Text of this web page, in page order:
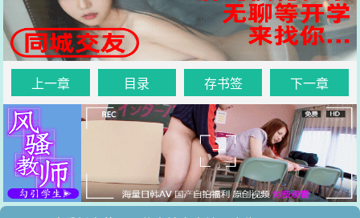
上一章 目录 存书签 下一章